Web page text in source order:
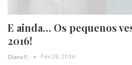
E ainda… Os pequenos
2016!
Diana F. Fev 28, 2016